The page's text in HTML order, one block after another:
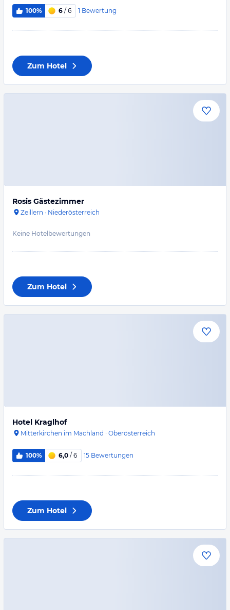
100% 6 / 6 1 Bewertung
Zum Hotel
Rosis Gästezimmer
Zeillern · Niederösterreich
Keine Hotelbewertungen
Zum Hotel
Hotel Kraglhof
Mitterkirchen im Machland · Oberösterreich
100% 6,0 / 6 15 Bewertungen
Zum Hotel